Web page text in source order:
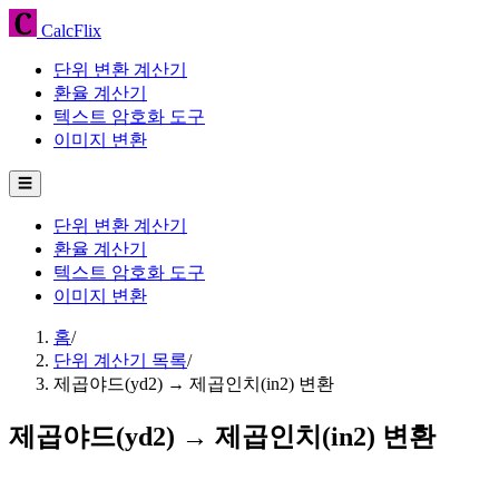
CalcFlix
단위 변환 계산기
환율 계산기
텍스트 암호화 도구
이미지 변환
☰
단위 변환 계산기
환율 계산기
텍스트 암호화 도구
이미지 변환
홈/
단위 계산기 목록/
제곱야드(yd2) → 제곱인치(in2) 변환
제곱야드(yd2) → 제곱인치(in2) 변환